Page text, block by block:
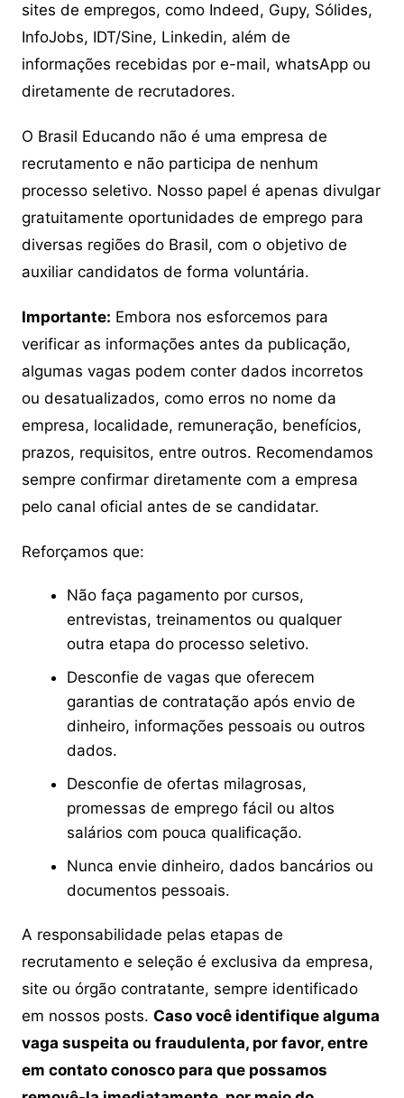
sites de empregos, como Indeed, Gupy, Sólides,
InfoJobs, IDT/Sine, Linkedin, além de
informações recebidas por e-mail, whatsApp ou
diretamente de recrutadores.
O Brasil Educando não é uma empresa de
recrutamento e não participa de nenhum
processo seletivo. Nosso papel é apenas divulgar
gratuitamente oportunidades de emprego para
diversas regiões do Brasil, com o objetivo de
auxiliar candidatos de forma voluntária.
Importante: Embora nos esforcemos para
verificar as informações antes da publicação,
algumas vagas podem conter dados incorretos
ou desatualizados, como erros no nome da
empresa, localidade, remuneração, benefícios,
prazos, requisitos, entre outros. Recomendamos
sempre confirmar diretamente com a empresa
pelo canal oficial antes de se candidatar.
Reforçamos que:
Não faça pagamento por cursos,
entrevistas, treinamentos ou qualquer
outra etapa do processo seletivo.
Desconfie de vagas que oferecem
garantias de contratação após envio de
dinheiro, informações pessoais ou outros
dados.
Desconfie de ofertas milagrosas,
promessas de emprego fácil ou altos
salários com pouca qualificação.
Nunca envie dinheiro, dados bancários ou
documentos pessoais.
A responsabilidade pelas etapas de
recrutamento e seleção é exclusiva da empresa,
site ou órgão contratante, sempre identificado
em nossos posts. Caso você identifique alguma
vaga suspeita ou fraudulenta, por favor, entre
em contato conosco para que possamos